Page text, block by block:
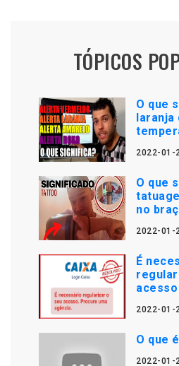
TÓPICOS
O que
laranja
2022-01-
O que
no
2022-01-
É
acesso
2022-01-
O que
2022-01-